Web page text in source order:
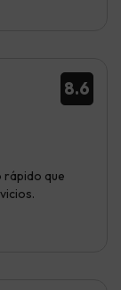
8.6
rápido que